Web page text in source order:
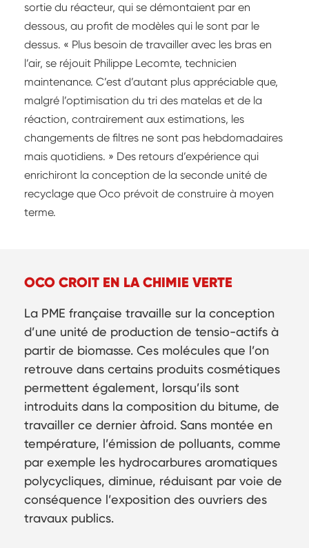
sortie du réacteur, qui se démontaient par en
dessous, au profit de modèles qui le sont par le
dessus. « Plus besoin de travailler avec les bras en
l’air, se réjouit Philippe Lecomte, technicien
maintenance. C’est d’autant plus appréciable que,
malgré l’optimisation du tri des matelas et de la
réaction, contrairement aux estimations, les
changements de filtres ne sont pas hebdomadaires
mais quotidiens. » Des retours d’expérience qui
enrichiront la conception de la seconde unité de
recyclage que Oco prévoit de construire à moyen
terme.
OCO CROIT EN LA CHIMIE VERTE
La PME française travaille sur la conception
d’une unité de production de tensio-actifs à
partir de biomasse. Ces molécules que l’on
retrouve dans certains produits cosmétiques
permettent également, lorsqu’ils sont
introduits dans la composition du bitume, de
travailler ce dernier àfroid. Sans montée en
température, l’émission de polluants, comme
par exemple les hydrocarbures aromatiques
polycycliques, diminue, réduisant par voie de
conséquence l’exposition des ouvriers des
travaux publics.